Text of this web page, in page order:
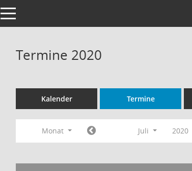
Toggle navigation
Termine 2020
Kalender Termine
Monat Juli 2020